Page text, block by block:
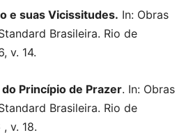
e suas Vicissitudes. In: Obras
Brasileira. Rio de
v. 14.
Princípio de Prazer. In: Obras
Brasileira. Rio de
v. 18.